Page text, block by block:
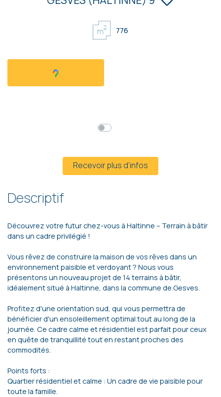
776
Recevoir plus d’infos
Descriptif
Découvrez votre futur chez-vous à Haltinne – Terrain à bâtir
dans un cadre privilégié !
Vous rêvez de construire la maison de vos rêves dans un
environnement paisible et verdoyant ? Nous vous
présentons un nouveau projet de 14 terrains à bâtir,
idéalement situé à Haltinne, dans la commune de Gesves.
Profitez d'une orientation sud, qui vous permettra de
bénéficier d'un ensoleillement optimal tout au long de la
journée. Ce cadre calme et résidentiel est parfait pour ceux
en quête de tranquillité tout en restant proches des
commodités.
Points forts :
Quartier résidentiel et calme : Un cadre de vie paisible pour
toute la famille.